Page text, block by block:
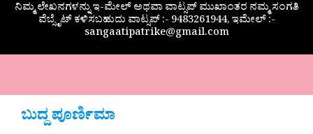
ನಿಮ್ಮ ಲೇಖನಗಳನ್ನು ಇ-ಮೇಲ್ ಅಥವಾ ವಾಟ್ಸಪ್ ಮುಖಾಂತರ ನಮ್ಮ ಸಂಗತಿ
ವೆಬ್ಸೈಟ್ ಕಳಿಸಬಹುದು ವಾಟ್ಸಪ್‌ :- 9483261944, ಇಮೇಲ್ :-
sangaatipatrike@gmail.com
ಬುದ್ದ ಪೂರ್ಣಿಮಾ